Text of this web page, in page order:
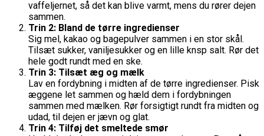
vaffeljernet, så det kan blive varmt, mens du rører dejen
sammen.
Trin 2: Bland de tørre ingredienser
Sig mel, kakao og bagepulver sammen i en stor skål.
Tilsæt sukker, vaniljesukker og en lille knsp salt. Rør det
hele godt rundt med en ske.
Trin 3: Tilsæt æg og mælk
Lav en fordybning i midten af de tørre ingredienser. Pisk
æggene let sammen og hæld dem i fordybningen
sammen med mælken. Rør forsigtigt rundt fra midten og
udad, til dejen er jævn og glat.
Trin 4: Tilføj det smeltede smør